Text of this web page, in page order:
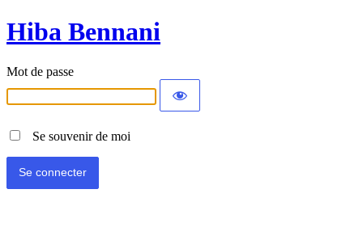
Hiba Bennani
Mot de passe
Se souvenir de moi